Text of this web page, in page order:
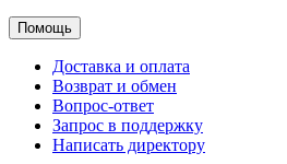
Помощь
Доставка и оплата
Возврат и обмен
Вопрос-ответ
Запрос в поддержку
Написать директору